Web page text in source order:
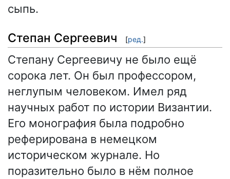
сыпь.
Степан Сергеевич [ред.]
Степану Сергеевичу не было ещё
сорока лет. Он был профессором,
неглупым человеком. Имел ряд
научных работ по истории Византии.
Его монография была подробно
реферирована в немецком
историческом журнале. Но
поразительно было в нём полное